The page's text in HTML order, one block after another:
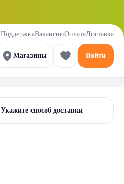
ПоддержкаВакансииОплатаДоставка
Магазины Войти
Укажите способ доставки